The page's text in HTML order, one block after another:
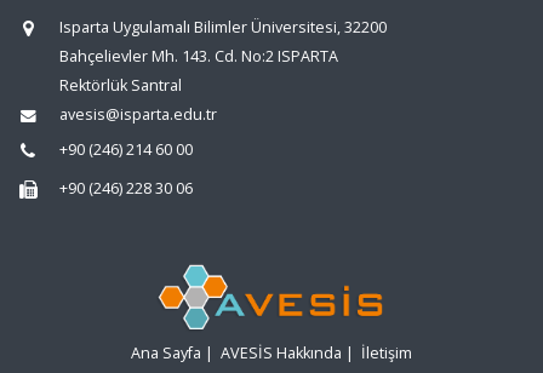
Isparta Uygulamalı Bilimler Üniversitesi, 32200
Bahçelievler Mh. 143. Cd. No:2 ISPARTA
Rektörlük Santral
avesis@isparta.edu.tr
+90 (246) 214 60 00
+90 (246) 228 30 06
Ana Sayfa | AVESİS Hakkında | İletişim